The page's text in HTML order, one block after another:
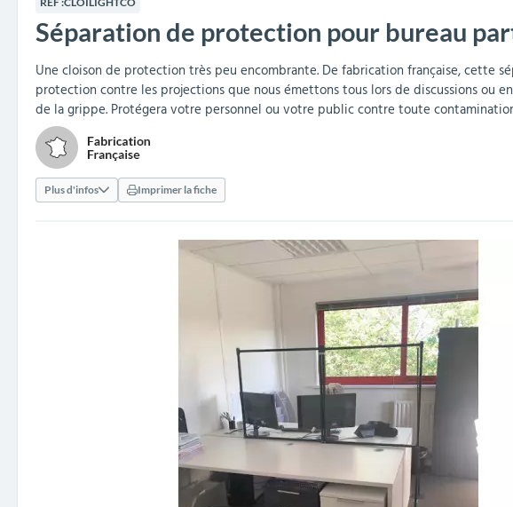
Embellissement et
fleurissement urbain
Cendriers urbains
Barrières de ville Arceaux de sécurité Abris
Clous podotactiles et
rampes d'accès
Séparateurs de voies et
balises routières
Travaux publics &
Industries
Miroirs
Vestiaires Équipements sanitaires Mobilier
Armoires et rangements Mobilier scolaire extérieur
Mobilier
Tables de cantine
réception
amovibles
Poteaux de guidage
Décorations de Noël
collectivités
collectivités
extérieurs
Structures aires de jeux
Baby-foots & Billards
Séparation de protection pour bureau
Une cloison de protection très peu encombrante. De fabrication française, cette
protection contre les projections que nous émettons tous lors de discussions ou
de la grippe. Protégera votre personnel ou votre public contre toute
Plus d'infos Imprimer la fiche